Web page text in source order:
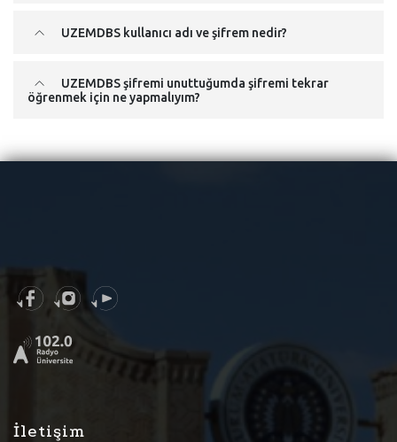
UZEMDBS kullanıcı adı ve şifrem nedir?
UZEMDBS şifremi unuttuğumda şifremi tekrar
öğrenmek için ne yapmalıyım?
İletişim